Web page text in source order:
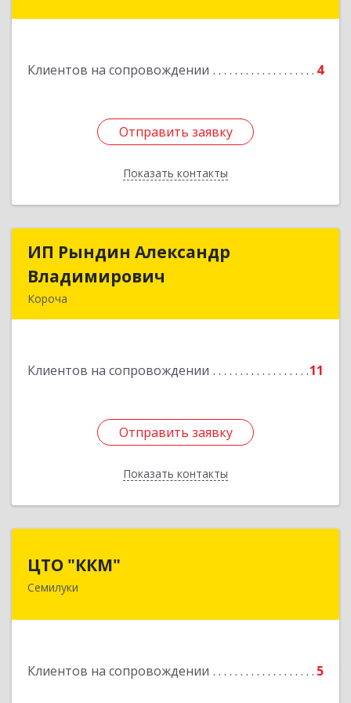
Клиентов на сопровождении 4
Отправить заявку
Показать контакты
Отправить заявку
Назад
ИП Рындин Александр
Владимирович
Короча
Клиентов на сопровождении 11
Отправить заявку
Показать контакты
ИП Рындин Александр
Подробнее
Отправить заявку
Назад
ЦТО "ККМ"
Семилуки
Клиентов на сопровождении 5